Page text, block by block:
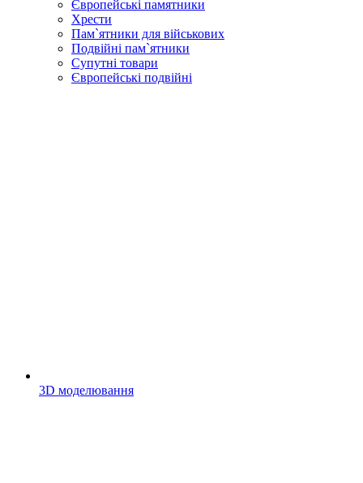
Європейські памятники
Хрести
Пам`ятники для військових
Подвійні пам`ятники
Супутні товари
Європейські подвійні
3D моделювання